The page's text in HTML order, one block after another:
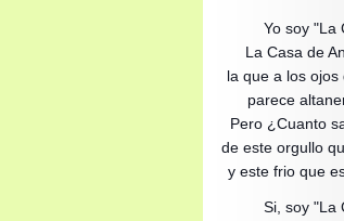
Yo soy "La
La Casa de
la que a los ojos
parece
Pero ¿Cuanto
de este orgullo
y este frio que
Si, soy "La